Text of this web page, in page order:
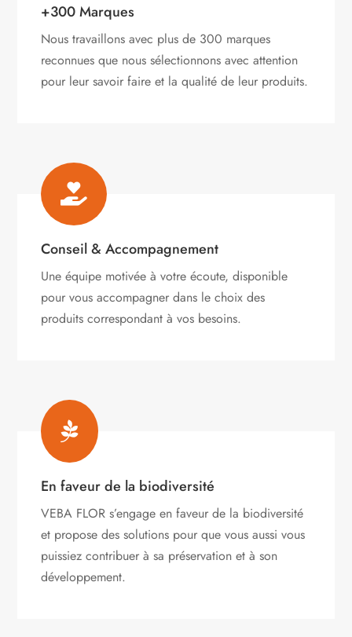
+300 Marques
Nous travaillons avec plus de 300 marques
reconnues que nous sélectionnons avec attention
pour leur savoir faire et la qualité de leur produits.

Conseil & Accompagnement
Une équipe motivée à votre écoute, disponible
pour vous accompagner dans le choix des
produits correspondant à vos besoins.

En faveur de la biodiversité
VEBA FLOR s’engageen faveur de la biodiversité
et propose des solutions pour que vous aussi vous
puissiez contribuer à sa préservation et à son
développement.